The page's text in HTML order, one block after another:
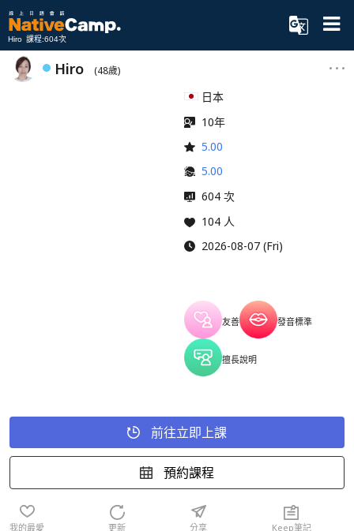
Hiro 課程:604次
Hiro (48歲)
日本
10年
5.00
5.00
604 次
104 人
2026-08-07 (Fri)
友善 發音標準
擅長說明
前往立即上課
預約課程
我的最愛 更新 分享 Keep筆記